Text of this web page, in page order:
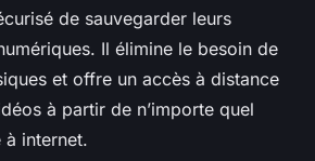
de sauvegarder leurs
Il élimine le besoin de
et offre un accès à distance
à partir de n’importe quel
internet.